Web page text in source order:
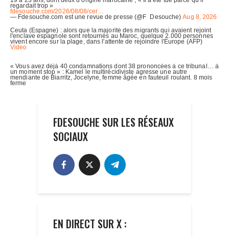
FDESOUCHE SUR LES RÉSEAUX
SOCIAUX
EN DIRECT SUR X :